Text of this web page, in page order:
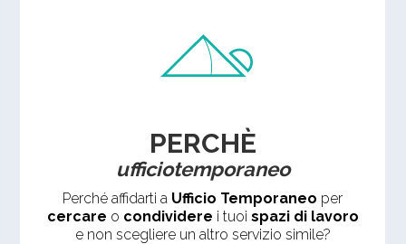
PERCHÈ
ufficiotemporaneo
Perché affidarti a Ufficio Temporaneo per
cercare o condividere i tuoi spazi di lavoro
e non scegliere un altro servizio simile?